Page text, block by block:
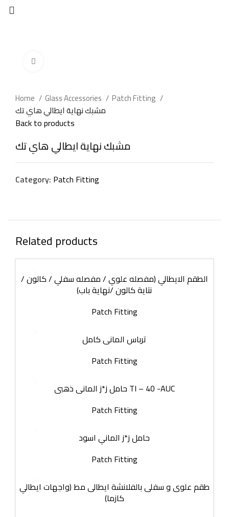
Home Glass Accessories
Patch Fitting
مشبك نهاية ايطالي هاي تك
Back to products
مشبك نهاية ايطالي هاي تك
Category: Patch Fitting
Related products
الطقم الايطالي (مفصله علوي / مفصله سفلي / كالون /
نتاية كالون /نهاية باب)
Patch Fitting
ترباس المانى كامل
Patch Fitting
حامل ز*ز المانى ذهبى TI – 40 -AUC
Patch Fitting
حامل ز*ز الماني اسود
Patch Fitting
طقم علوى و سفلى بالفلانشة ايطالى مط (واجهات ايطالي
كازما)